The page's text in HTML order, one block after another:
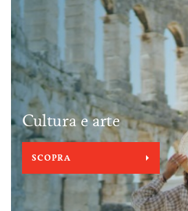
Cultura e arte
SCOPRA